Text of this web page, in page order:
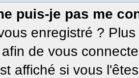
puis-je pas me
enregistré ?
de vous
affiché si vous